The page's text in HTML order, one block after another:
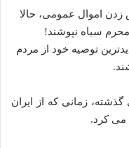
اموال عمومی، حالا
محرم سیاه نپوشند!
آشوب‌های ۱۴۰۲، در جدیدترین توصیه خود از مردم
زمانی که از ایران
می‌ کرد.